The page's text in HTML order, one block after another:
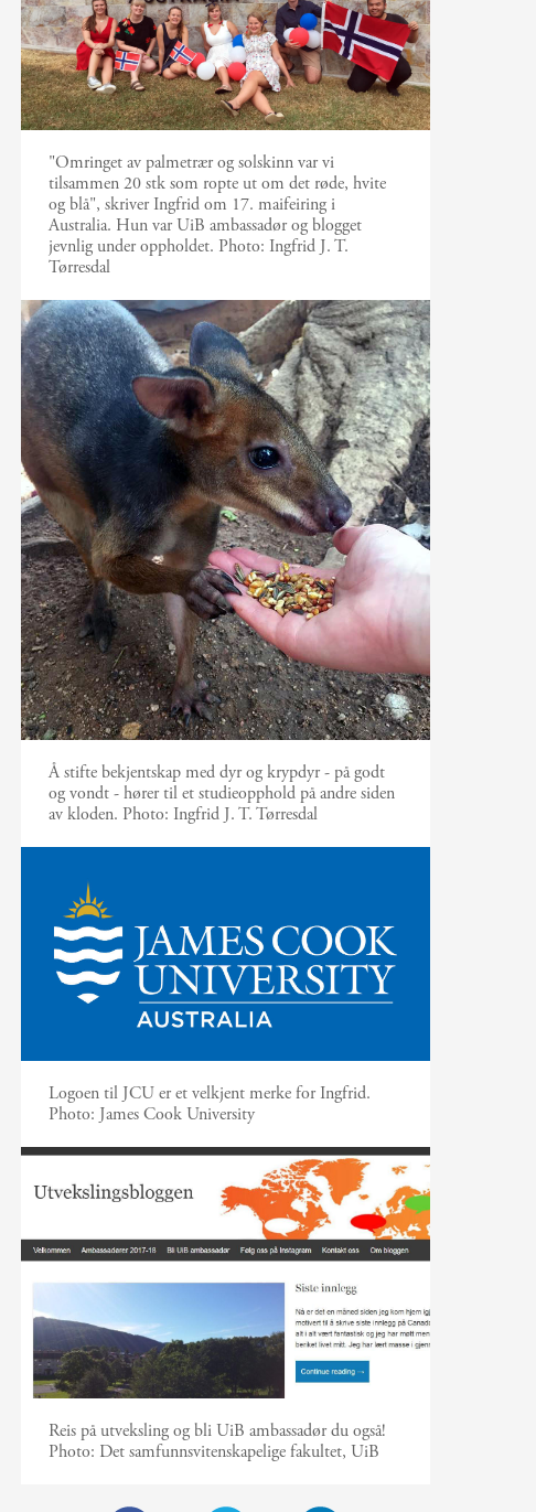
"Omringet av palmetrær og solskinn var vi
tilsammen 20 stk som ropte ut om det røde, hvite
og blå", skriver Ingfrid om 17. maifeiring i
Australia. Hun var UiB ambassadør og blogget
jevnlig under oppholdet. Photo: Ingfrid J. T.
Tørresdal
Å stifte bekjentskap med dyr og krypdyr - på godt
og vondt - hører til et studieopphold på andre siden
av kloden. Photo: Ingfrid J. T. Tørresdal
Logoen til JCU er et velkjent merke for Ingfrid.
Photo: James Cook University
Reis på utveksling og bli UiB ambassadør du også!
Photo: Det samfunnsvitenskapelige fakultet, UiB